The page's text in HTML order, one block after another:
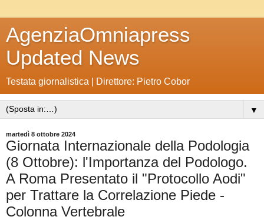
AgenziaOmniapress
Updated News
Testata giornalistica | Direttore: Pietro Cobor
▼
martedì 8 ottobre 2024
Giornata Internazionale della Podologia
(8 Ottobre): l'Importanza del Podologo.
A Roma Presentato il "Protocollo Aodi"
per Trattare la Correlazione Piede -
Colonna Vertebrale